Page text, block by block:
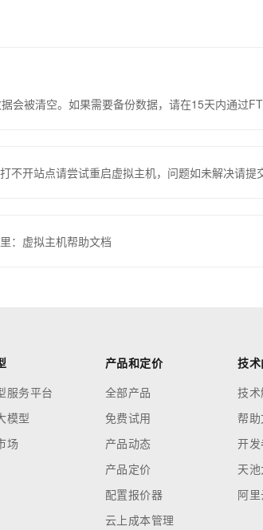
会被清空。如果需要备份数据，请在15天内通过
不开站点请尝试重启虚拟主机，问题如未解决请提
：虚拟主机帮助文档